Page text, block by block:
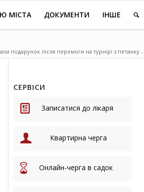
МІСТА ДОКУМЕНТИ ІНШЕ
подарунок після перемоги на турнірі з петанку...
СЕРВІСИ
Записатися до лікаря
Квартирна черга
Онлайн-черга в садок